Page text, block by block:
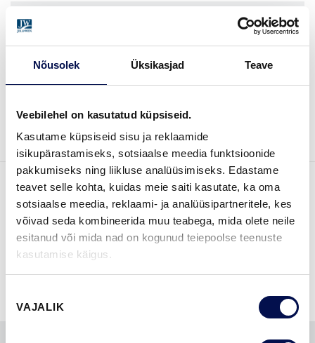
Nõusolek Üksikasjad Teave
Veebilehel on kasutatud küpsiseid.
Kasutame küpsiseid sisu ja reklaamide
isikupärastamiseks, sotsiaalse meedia funktsioonide
pakkumiseks ning liikluse analüüsimiseks. Edastame
teavet selle kohta, kuidas meie saiti kasutate, ka oma
sotsiaalse meedia, reklaami- ja analüüsipartneritele, kes
võivad seda kombineerida muu teabega, mida olete neile
esitanud või mida nad on kogunud teiepoolse teenuste
kasutamise käigus.
valik
VAJALIK
BROŠÜÜRE
FUNKTSIOONID